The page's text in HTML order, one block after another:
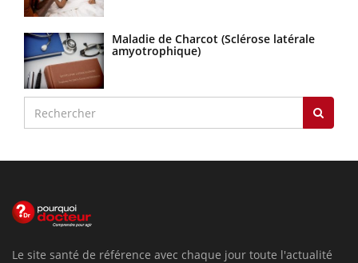
Maladie de Charcot (Sclérose latérale
amyotrophique)
Le site santé de référence avec chaque jour toute l'actualité